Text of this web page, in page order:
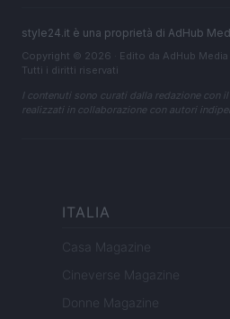
style24.it è una proprietà di AdHub
Copyright © 2026 · Edito da AdHub
Tutti i diritti riservati
I contenuti sono curati dalla redazione con
realizzati in collaborazione con autori
ITALIA
Casa Magazine
Cineverse Magazine
Donne Magazine